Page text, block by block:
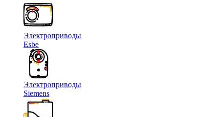
Электроприводы
Esbe
Электроприводы
Siemens